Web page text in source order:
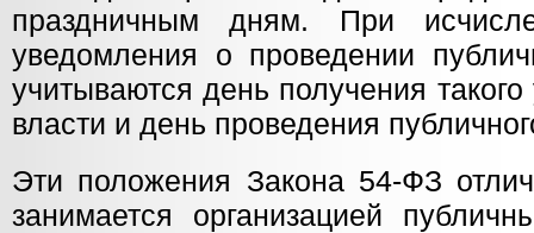
праздничным дням. При
уведомления о проведении
учитываются день получения
власти и день проведения
Эти положения Закона 54-ФЗ
занимается организацией